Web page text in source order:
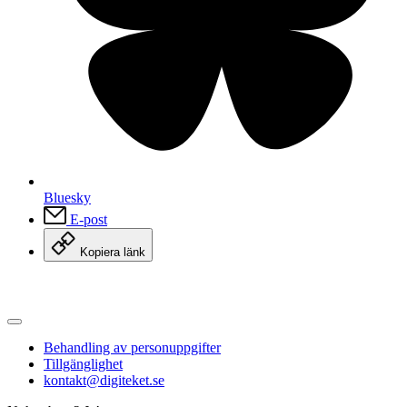
och unga. Men också tycker jag att ni har synliggjort
bibliotekets roll både som institution i samhället och plats. En
fysisk plats. En fysisk mötesplats där det vimlar av
bibliotekarier som är flexibla och även väldigt duktiga på
relationer till målgruppen. Nyfikna. Så stort tack för er
medverkan i det här samtalet och jag som har lett samtalet heter
Julia Pennlert. Tack för att ni har lyssnat.
Bluesky
E-post
Kopiera länk
Behandling av personuppgifter
Tillgänglighet
kontakt@digiteket.se